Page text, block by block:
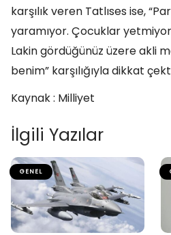
karşılık veren Tatlıses ise,
yaramıyor. Çocuklar
Lakin gördüğünüz üzere akli
benim” karşılığıyla dikkat
Kaynak : Milliyet
İlgili Yazılar
GENEL